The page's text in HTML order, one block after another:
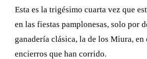
Esta es la trigésimo cuarta vez que
en las fiestas pamplonesas, solo por
ganadería clásica, la de los Miura, en
encierros que han corrido.